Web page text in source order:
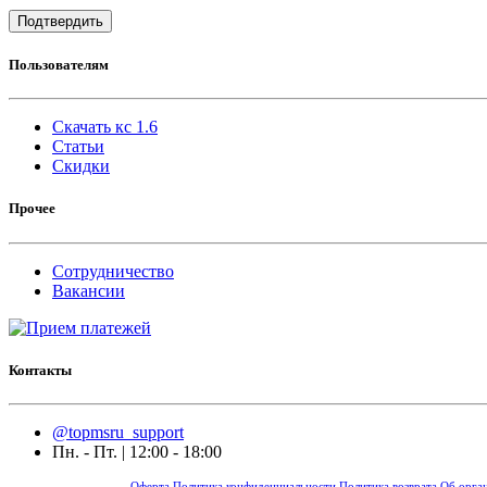
Подтвердить
Пользователям
Скачать кс 1.6
Статьи
Скидки
Прочее
Сотрудничество
Вакансии
Контакты
@topmsru_support
Пн. - Пт. | 12:00 - 18:00